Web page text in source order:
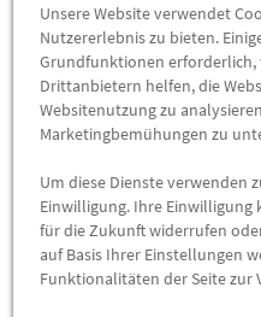
Abholung
Preis inkl.19%MwSt.
Abholbar andiesen
-
Max. Bestellmenge:1
ZUM
cyber-
Unsere Website verwendet
Nutzererlebnis zu bieten.
Grundfunktionen erforderlich,
Drittanbietern helfen, die
Websitenutzung zu
Marketingbemühungen zu
Um diese Dienste verwenden
Einwilligung. Ihre Einwilligung
für die Zukunft widerrufen
auf Basis Ihrer Einstellungen
Funktionalitäten der Seite zur